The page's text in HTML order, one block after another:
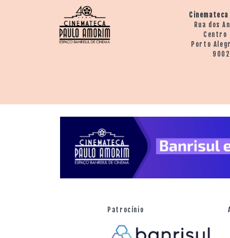
Rua dos
Centro
Porto
Patrocínio